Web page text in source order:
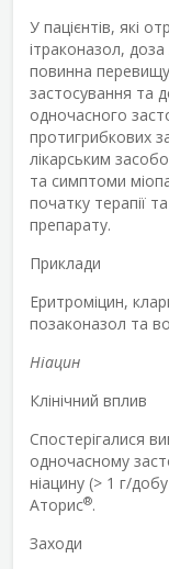
У пацієнтів, які
ітраконазол,
повинна
застосування та
одночасного
протигрибкових
лікарським
та симптоми
початку терапії
препарату.
Приклади
Еритроміцин,
позаконазол та
Ніацин
Клінічний вплив
Спостерігалися
одночасному
ніацину (> 1 г/
Аторис®.
Заходи